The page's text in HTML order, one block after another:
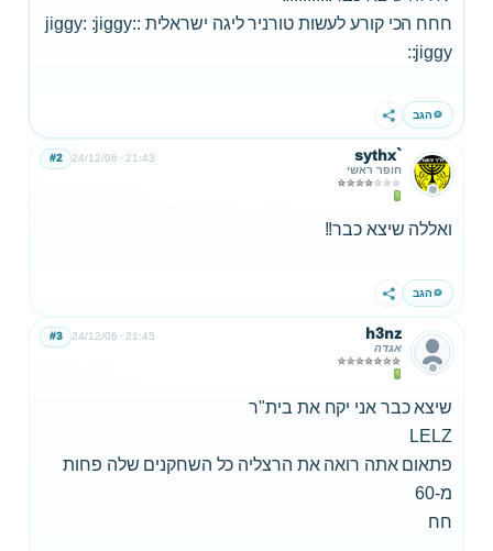
חחח הכי קורע לעשות טורניר ליגה ישראלית :jiggy: :jiggy:
:jiggy:
הגב שתף
sythx`
חופר ראשי
24/12/06 21:43
#2
ואללה שיצא כבר!!
הגב שתף
h3nz
אגדה
24/12/06 21:45
#3
שיצא כבר אני יקח את בית"ר
LELZ
פתאום אתה רואה את הרצליה כל השחקנים שלה פחות
מ-60
חח